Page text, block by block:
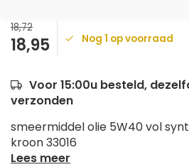
18,72
18,95 Nog 1 op voorraad
Voor 15:00u besteld,
verzonden
smeermiddel olie 5W40 vol
kroon 33016
Lees meer